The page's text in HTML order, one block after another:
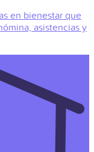
en bienestar que
asistencias y